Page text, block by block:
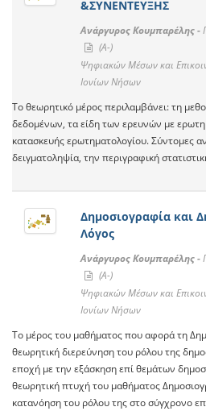
&ΣΥΝΕΝΤΕΥΞΗΣ
Ανάργυρος Κουμπαρέλης -
(A-)
Ψηφιακών Μέσων και
Ιονίων Νήσων
Το θεωρητικό μέρος περιλαμβάνει: τη
δεδομένων, τα είδη των ερευνών με
κατασκευής ερωτηματολογίου. Σύντομες
δειγματοληψία, την περιγραφική
Δημοσιογραφία και
Λόγος
Ανάργυρος Κουμπαρέλης -
(A-)
Ψηφιακών Μέσων και
Ιονίων Νήσων
Το μέρος του μαθήματος που αφορά τη
θεωρητική διερεύνηση του ρόλου της
εποχή με την εξάσκηση επί θεμάτων
θεωρητική πτυχή του μαθήματος
κατανόηση του ρόλου της στο σύγχρονο